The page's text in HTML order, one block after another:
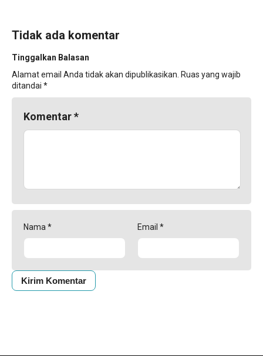
Tidak ada komentar
Tinggalkan Balasan
Alamat email Anda tidak akan dipublikasikan. Ruas yang wajib
ditandai *
Komentar*
Nama * Email *